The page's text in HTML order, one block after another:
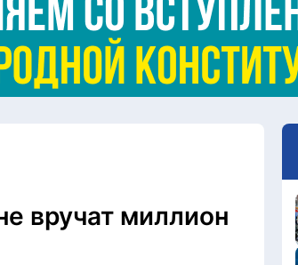
Новости столицы
Социум
Спорт
Этический кодекс
вручат миллион